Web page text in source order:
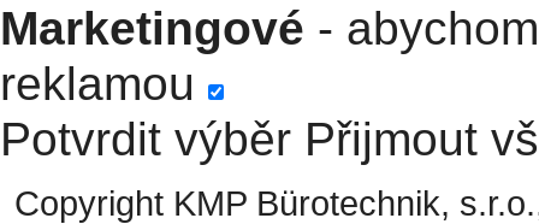
Marketingové -
reklamou
Potvrdit výběr Přijmout
Copyright KMP Bürotechnik,